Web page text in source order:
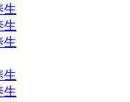
生
生
生
生
生